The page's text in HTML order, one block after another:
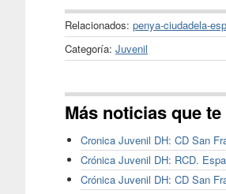
Relacionados: penya-ciudadela-
Categoría: Juvenil
Más noticias que
Cronica Juvenil DH: CD San
Crónica Juvenil DH: RCD.
Crónica Juvenil DH: CD San